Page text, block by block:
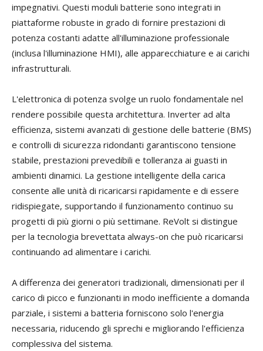
impegnativi. Questi moduli batterie sono integrati in
piattaforme robuste in grado di fornire prestazioni di
potenza costanti adatte all'illuminazione professionale
(inclusa l'illuminazione HMI), alle apparecchiature e ai carichi
infrastrutturali.
L'elettronica di potenza svolge un ruolo fondamentale nel
rendere possibile questa architettura. Inverter ad alta
efficienza, sistemi avanzati di gestione delle batterie (BMS)
e controlli di sicurezza ridondanti garantiscono tensione
stabile, prestazioni prevedibili e tolleranza ai guasti in
ambienti dinamici. La gestione intelligente della carica
consente alle unità di ricaricarsi rapidamente e di essere
ridispiegate, supportando il funzionamento continuo su
progetti di più giorni o più settimane. ReVolt si distingue
per la tecnologia brevettata always-on che può ricaricarsi
continuando ad alimentare i carichi.
A differenza dei generatori tradizionali, dimensionati per il
carico di picco e funzionanti in modo inefficiente a domanda
parziale, i sistemi a batteria forniscono solo l'energia
necessaria, riducendo gli sprechi e migliorando l'efficienza
complessiva del sistema.